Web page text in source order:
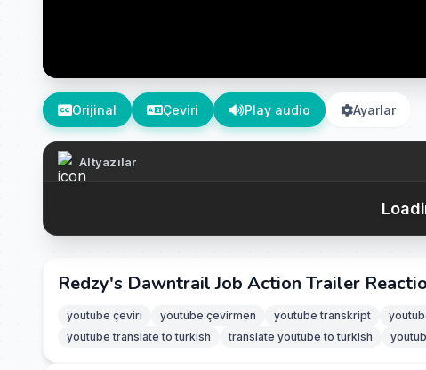
Orijinal Çeviri Play audio Ayarlar
Altyazılar
Redzy's Dawntrail Job Action Trailer
youtube çeviri youtube çevirmen youtube transkript
youtube translate to turkish
translate youtube to turkish